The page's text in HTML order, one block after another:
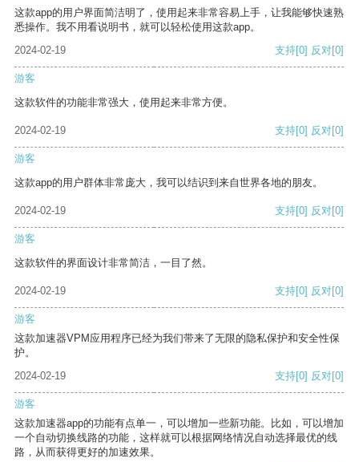
这款app的用户界面简洁明了，使用起来非常容易上手，让我能够快速熟
悉操作。我不用看说明书，就可以轻松使用这款app。
2024-02-19
支持[0] 反对[0]
游客
这款软件的功能非常强大，使用起来非常方便。
2024-02-19 支持[0] 反对[0]
游客
这款app的用户群体非常庞大，我可以结识到来自世界各地的朋友。
2024-02-19 支持[0] 反对[0]
游客
这款软件的界面设计非常简洁，一目了然。
2024-02-19 支持[0] 反对[0]
游客
这款加速器VPM应用程序已经为我们带来了无限的隐私保护和安全性保
护。
2024-02-19
支持[0] 反对[0]
游客
这款加速器app的功能有点单一，可以增加一些新功能。比如，可以增加
一个自动切换线路的功能，这样就可以根据网络情况自动选择最优的线
路，从而获得更好的加速效果。